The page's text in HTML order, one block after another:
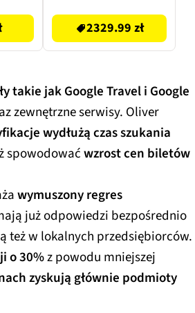
2329.99 zł
takie jak Google Travel i Google
zewnętrzne serwisy. Oliver
wydłużą czas szukania
spowodowaćwzrost cen biletów
wymuszony regres
już odpowiedzi bezpośrednio
też w lokalnych przedsiębiorców.
o 30%z powodu mniejszej
zyskują głównie podmioty